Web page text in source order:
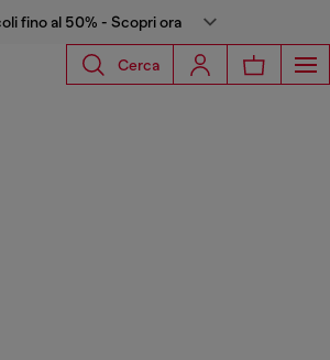
fino al 50% - Scopri ora
Cerca